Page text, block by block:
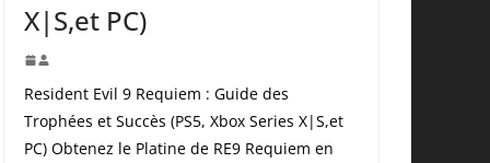
X|S,et PC)
Resident Evil 9 Requiem : Guide des
Trophées et Succès (PS5, Xbox Series X|S,et
PC) Obtenez le Platine de RE9 Requiem en